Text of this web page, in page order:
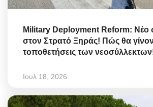
Military Deployment Reform: Νέο
στον Στρατό Ξηράς! Πώς θα
τοποθετήσεις των
Ιουλ 18, 2026